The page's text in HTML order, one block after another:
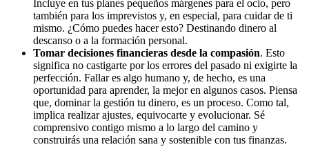
Incluye en tus planes pequeños márgenes para el ocio, pero
también para los imprevistos y, en especial, para cuidar de ti
mismo. ¿Cómo puedes hacer esto? Destinando dinero al
descanso o a la formación personal.
Tomar decisiones financieras desde la compasión. Esto
significa no castigarte por los errores del pasado ni exigirte la
perfección. Fallar es algo humano y, de hecho, es una
oportunidad para aprender, la mejor en algunos casos. Piensa
que, dominar la gestión tu dinero, es un proceso. Como tal,
implica realizar ajustes, equivocarte y evolucionar. Sé
comprensivo contigo mismo a lo largo del camino y
construirás una relación sana y sostenible con tus finanzas.